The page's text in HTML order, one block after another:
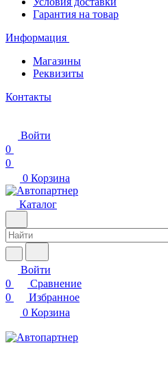
Гарантия на товар
Информация
Магазины
Реквизиты
Контакты
Войти
0
0
0 Корзина
Каталог
Войти
0
Сравнение
0
Избранное
0 Корзина